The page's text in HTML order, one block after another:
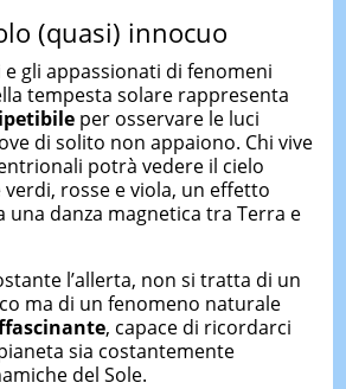
(quasi) innocuo
gli appassionati di fenomeni
tempesta solare rappresenta
per osservare le luci
di solito non appaiono. Chi vive
potrà vedere il cielo
rosse e viola, un effetto
danza magnetica tra Terra e
l’allerta, non si tratta di un
ma di un fenomeno naturale
, capace di ricordarci
sia costantemente
del Sole.